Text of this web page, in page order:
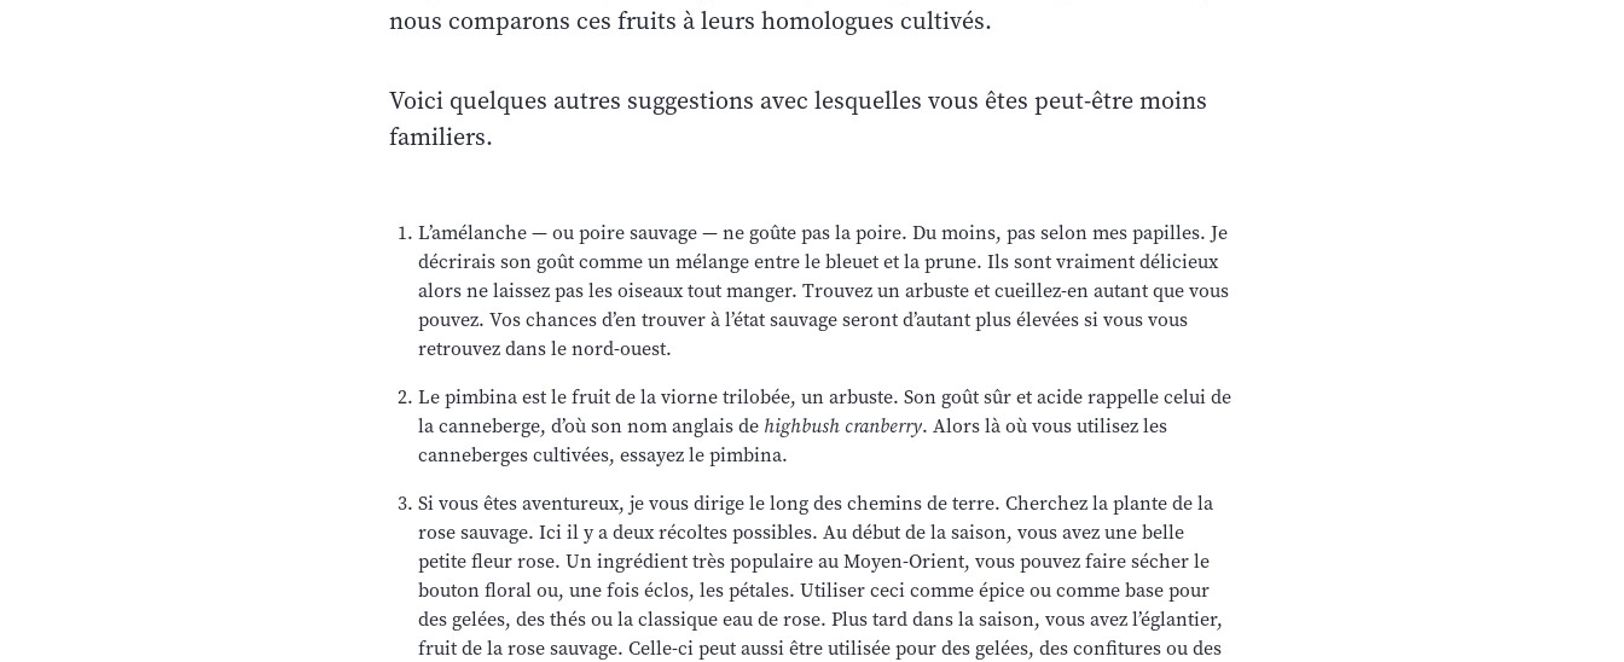
nous comparons ces fruits à leurs homologues cultivés.
Voici quelques autres suggestions avec lesquelles vous êtes peut-être moins
familiers.
L’amélanche — ou poire sauvage — ne goûte pas la poire. Du moins, pas selon mes papilles. Je
décrirais son goût comme un mélange entre le bleuet et la prune. Ils sont vraiment délicieux
alors ne laissez pas les oiseaux tout manger. Trouvez un arbuste et cueillez-en autant que vous
pouvez. Vos chances d’en trouver à l’état sauvage seront d’autant plus élevées si vous vous
retrouvez dans le nord-ouest.
Le pimbina est le fruit de la viorne trilobée, un arbuste. Son goût sûr et acide rappelle celui de
la canneberge, d’où son nom anglais de highbush cranberry. Alors là où vous utilisez les
canneberges cultivées, essayez le pimbina.
Si vous êtes aventureux, je vous dirige le long des chemins de terre. Cherchez la plante de la
rose sauvage. Ici il y a deux récoltes possibles. Au début de la saison, vous avez une belle
petite fleur rose. Un ingrédient très populaire au Moyen-Orient, vous pouvez faire sécher le
bouton floral ou, une fois éclos, les pétales. Utiliser ceci comme épice ou comme base pour
des gelées, des thés ou la classique eau de rose. Plus tard dans la saison, vous avez l’églantier,
fruit de la rose sauvage. Celle-ci peut aussi être utilisée pour des gelées, des confitures ou des